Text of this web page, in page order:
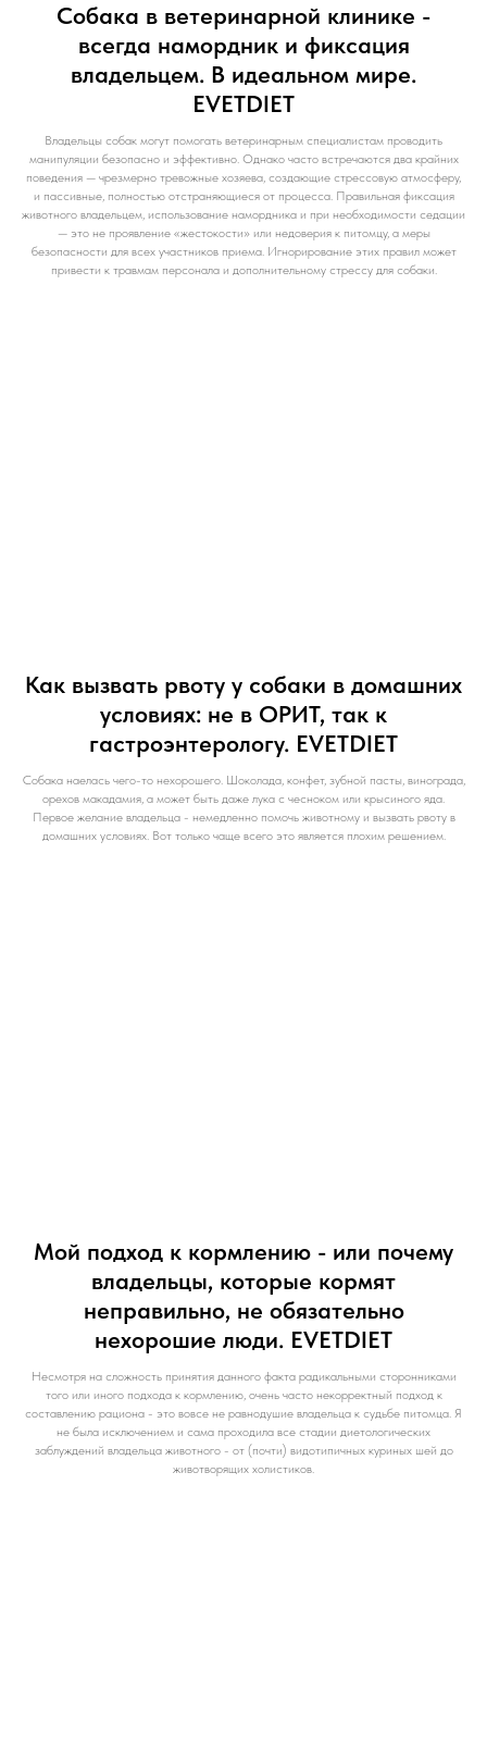
Собака в ветеринарной клинике -
всегда намордник и фиксация
владельцем. В идеальном мире.
EVETDIET
Владельцы собак могут помогать ветеринарным специалистам проводить
манипуляции безопасно и эффективно. Однако часто встречаются два крайних
поведения — чрезмерно тревожные хозяева, создающие стрессовую атмосферу,
и пассивные, полностью отстраняющиеся от процесса. Правильная фиксация
животного владельцем, использование намордника и при необходимости седации
— это не проявление «жестокости» или недоверия к питомцу, а меры
безопасности для всех участников приема. Игнорирование этих правил может
привести к травмам персонала и дополнительному стрессу для собаки.
Как вызвать рвоту у собаки в домашних
условиях: не в ОРИТ, так к
гастроэнтерологу. EVETDIET
Собака наелась чего-то нехорошего. Шоколада, конфет, зубной пасты, винограда,
орехов макадамия, а может быть даже лука с чесноком или крысиного яда.
Первое желание владельца - немедленно помочь животному и вызвать рвоту в
домашних условиях. Вот только чаще всего это является плохим решением.
Мой подход к кормлению - или почему
владельцы, которые кормят
неправильно, не обязательно
нехорошие люди. EVETDIET
Несмотря на сложность принятия данного факта радикальными сторонниками
того или иного подхода к кормлению, очень часто некорректный подход к
составлению рациона - это вовсе не равнодушие владельца к судьбе питомца. Я
не была исключением и сама проходила все стадии диетологических
заблуждений владельца животного - от (почти) видотипичных куриных шей до
животворящих холистиков.